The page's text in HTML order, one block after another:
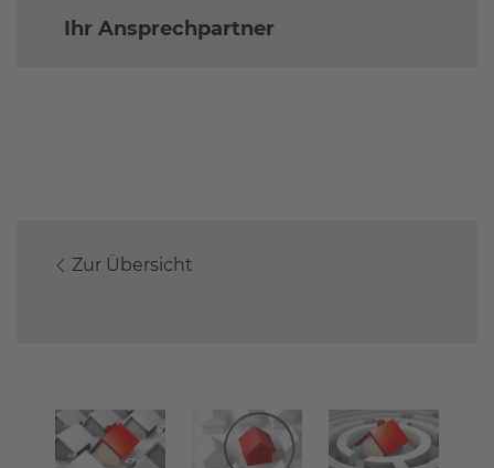
Ihr Ansprechpartner
Zur Übersicht